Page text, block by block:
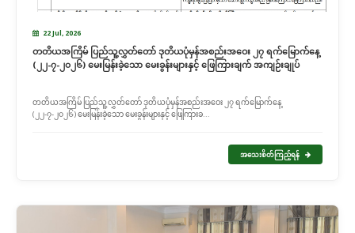
22 Jul, 2026
တတိယအကြိမ် ပြည်သူ့လွှတ်တော် ဒုတိယပုံမှန်အစည်းအဝေး ၂၇ ရက်မြောက်နေ့
(၂၂-၇-၂၀၂၆) မေးမြန်းခဲ့သော မေးခွန်းများနှင့် ဖြေကြားချက် အကျဉ်းချုပ်
တတိယအကြိမ် ပြည်သူ့လွှတ်တော် ဒုတိယပုံမှန်အစည်းအဝေး ၂၇ ရက်မြောက်နေ့
(၂၂-၇-၂၀၂၆) မေးမြန်းခဲ့သော မေးခွန်းများနှင့် ဖြေကြားခ...
အသေးစိတ်ကြည့်ရန်